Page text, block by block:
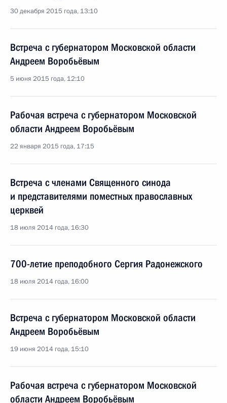
30 декабря 2015 года, 13:10
Встреча с губернатором Московской области
Андреем Воробьёвым
5 июня 2015 года, 12:10
Рабочая встреча с губернатором Московской
области Андреем Воробьёвым
22 января 2015 года, 17:15
Встреча с членами Священного синода
и представителями поместных православных
церквей
18 июля 2014 года, 16:30
700-летие преподобного Сергия Радонежского
18 июля 2014 года, 16:00
Встреча с губернатором Московской области
Андреем Воробьёвым
19 июня 2014 года, 15:10
Рабочая встреча с губернатором Московской
области Андреем Воробьёвым